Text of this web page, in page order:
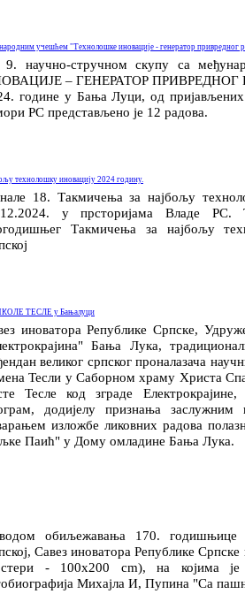
учешћем "Технолошке иновације - генератор привредног
научно-стручном скупу са
– ГЕНЕРАТОР ПРИВРЕДНОГ
године у Бања Луци, од
РС представљено је 12 радова.
технолошку иновацију 2024 годину.
18. Такмичења за најбољу
у прсторијама Владе РС.
Такмичења за најбољу
ТЕСЛЕ у Бањалуци
иноватора Републике Српске,
Бања Лука,
великог српског проналазача
Тесли у Саборном храму Христа
Тесле код зграде
додијелу признања заслужним
изложбе ликовних радова
Паић" у Дому омладине Бања Лука.
обиљежавања 170. годишњице
Савез иноватора Републике
- 100х200 cm), на којима је
Михајла И, Пупина "Са